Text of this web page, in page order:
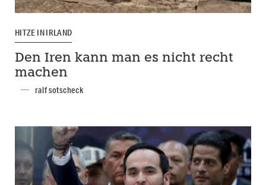
HITZE IN IRLAND
Den Iren kann man es nicht recht
machen
ralf sotscheck